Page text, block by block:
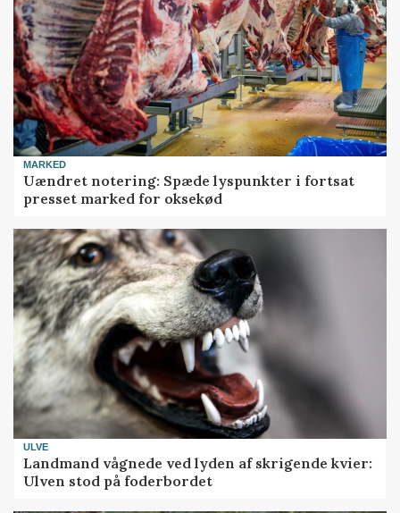
MARKED
Uændret notering: Spæde lyspunkter i fortsat
presset marked for oksekød
ULVE
Landmand vågnede ved lyden af skrigende kvier:
Ulven stod på foderbordet